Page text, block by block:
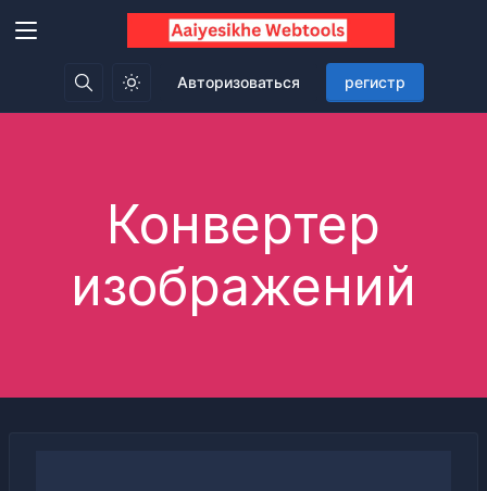
Авторизоваться регистр
Конвертер
изображений